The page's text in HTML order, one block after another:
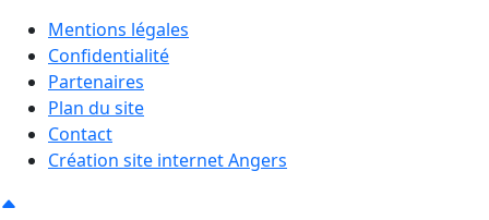
Mentions légales
Confidentialité
Partenaires
Plan du site
Contact
Création site internet Angers